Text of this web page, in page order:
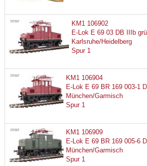
KM1 106902
E-Lok E 69 03 DB IIIb
Karlsruhe/Heidelberg
Spur 1
KM1 106904
E-Lok E 69 BR 169 003-1
München/Garmisch
Spur 1
KM1 106909
E-Lok E 69 BR 169 005-6
München/Garmisch
Spur 1